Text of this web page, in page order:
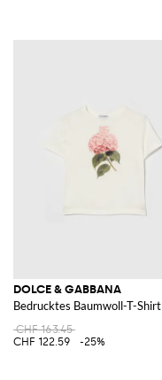
DOLCE & GABBANA
Bedrucktes Baumwoll-T-Shirt
CHF 163.45
CHF 122.59
-25%